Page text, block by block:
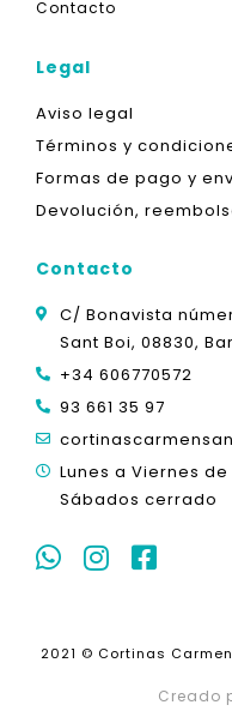
Contacto
Legal
Aviso legal
Términos y
Formas de pago y
Devolución,
Contacto
C/ Bonavista
Sant Boi, 08830,
+34 606770572
93 661 35 97
Lunes a Viernes de
Sábados cerrado
2021 © Cortinas
Creado